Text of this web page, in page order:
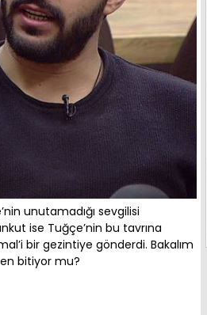
unutamadığı sevgilisi
ise Tuğçe’nin bu tavrına
bir gezintiye gönderdi. Bakalım
bitiyor mu?